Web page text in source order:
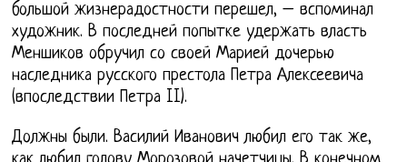
большой жизнерадостности перешел, – вспоминал
художник. В последней попытке удержать власть
Меншиков обручил со своей Марией дочерью
наследника русского престола Петра Алексеевича
(впоследствии Петра II).
Должны были. Василий Иванович любил его так же,